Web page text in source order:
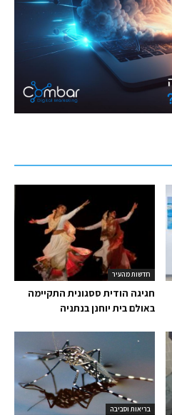
חדשות מהעיר
חגיגה הודית ססגונית התקיימה
באולם בית יוחנן בנתניה
בריאות וסביבה